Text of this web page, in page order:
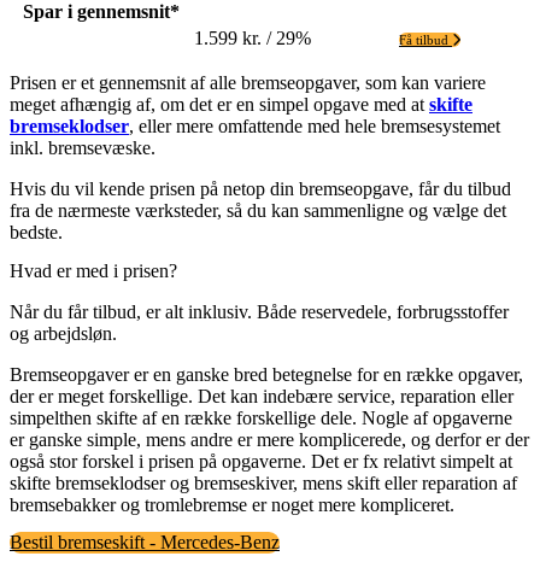
Spar i gennemsnit*
1.599 kr. / 29%
Få tilbud
Prisen er et gennemsnit af alle bremseopgaver, som kan variere
meget afhængig af, om det er en simpel opgave med atskifte
bremseklodser, eller mere omfattende med hele bremsesystemet
inkl. bremsevæske.
Hvis du vil kende prisen på netop din bremseopgave, får du tilbud
fra de nærmeste værksteder, så du kan sammenligne og vælge det
bedste.
Hvad er med i prisen?
Når du får tilbud, er alt inklusiv. Både reservedele, forbrugsstoffer
og arbejdsløn.
Bremseopgaver er en ganske bred betegnelse for en række opgaver,
der er meget forskellige. Det kan indebære service, reparation eller
simpelthen skifte af en række forskellige dele. Nogle af opgaverne
er ganske simple, mens andre er mere komplicerede, og derfor er der
også stor forskel i prisen på opgaverne. Det er fx relativt simpelt at
skifte bremseklodser og bremseskiver, mens skift eller reparation af
bremsebakker og tromlebremse er noget mere kompliceret.
Bestil bremseskift - Mercedes-Benz